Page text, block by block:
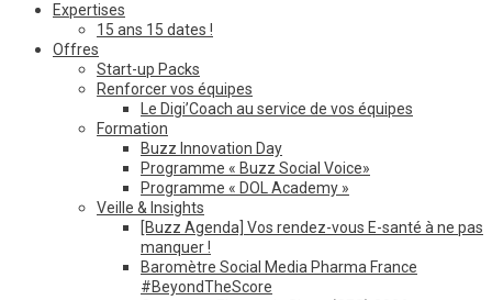
Expertises
15 ans 15 dates !
Offres
Start-up Packs
Renforcer vos équipes
Le Digi’Coach au service de vos équipes
Formation
Buzz Innovation Day
Programme « Buzz Social Voice»
Programme « DOL Academy »
Veille & Insights
[Buzz Agenda] Vos rendez-vous E-santé à ne pas
manquer !
Baromètre Social Media Pharma France
#BeyondTheScore